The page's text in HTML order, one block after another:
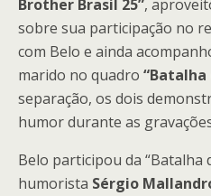
Brother Brasil 25”,
sobre sua participação no
com Belo e ainda
marido no quadro “Batalha
separação, os dois
humor durante as
Belo participou da “Batalha
humorista Sérgio